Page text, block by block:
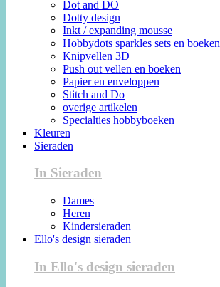
Dot and DO
Dotty design
Inkt / expanding mousse
Hobbydots sparkles sets en boeken
Knipvellen 3D
Push out vellen en boeken
Papier en enveloppen
Stitch and Do
overige artikelen
Specialties hobbyboeken
Kleuren
Sieraden
In Sieraden
Dames
Heren
Kindersieraden
Ello's design sieraden
In Ello's design sieraden